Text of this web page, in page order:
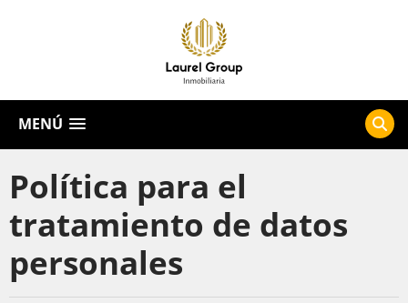
MENÚ
Política para el
tratamiento de datos
personales